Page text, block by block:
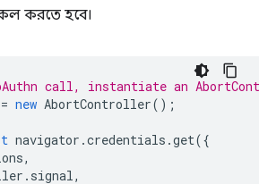
করতে হবে।
call, instantiate an
= new AbortController();
navigator .credentials .get({
,
. signal ,